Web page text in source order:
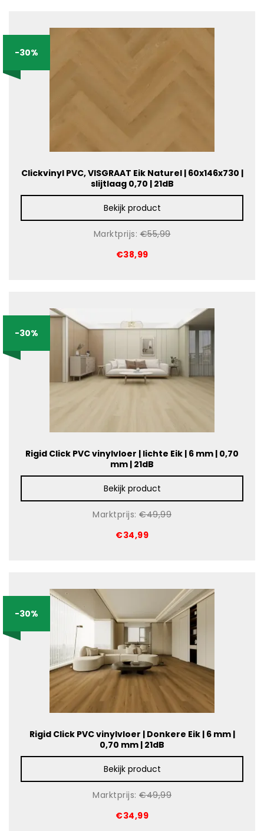
Clickvinyl PVC, VISGRAAT Eik Naturel | 60x146x730 |
slijtlaag 0,70 | 21dB
Bekijk product
-30%
Marktprijs:€55,99
€38,99
Rigid Click PVC vinylvloer | lichte Eik | 6 mm | 0,70
mm | 21dB
Bekijk product
-30%
Marktprijs: €49,99
€34,99
Rigid Click PVC vinylvloer | Donkere Eik | 6 mm |
0,70 mm | 21dB
Bekijk product
-30%
Marktprijs: €49,99
€34,99